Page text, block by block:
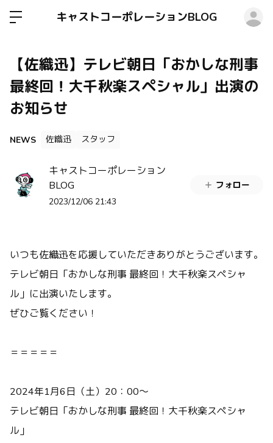
キャストコーポレーションBLOG
【佐織迅】テレビ朝日「おかしな刑事
最終回！大千秋楽スペシャル」出演の
お知らせ
NEWS 佐織迅 スタッフ
キャストコーポレーション
BLOG
2023/12/06 21:43
フォロー
いつも佐織迅を応援していただきありがとうございます。
テレビ朝日「おかしな刑事 最終回！大千秋楽スペシャ
ル」に出演いたします。
ぜひご覧ください！
＝＝＝＝＝
2024年1月6日（土）20：00～
テレビ朝日「おかしな刑事 最終回！大千秋楽スペシャ
ル」